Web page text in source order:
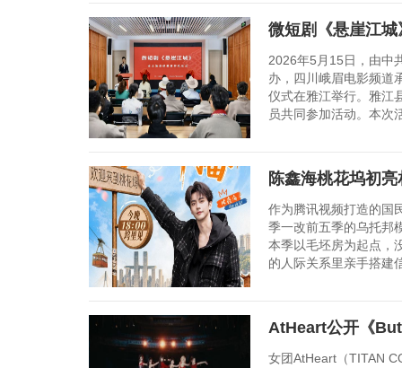
微短剧《悬崖江城
2026年5月15日，由中
办，四川峨眉电影频道
仪式在雅江举行。雅江
员共同参加活动。本次
陈鑫海桃花坞初
作为腾讯视频打造的国
季一改前五季的乌托邦
本季以毛坯房为起点，
的人际关系里亲手搭建
AtHeart公开《
女团AtHeart（TITAN